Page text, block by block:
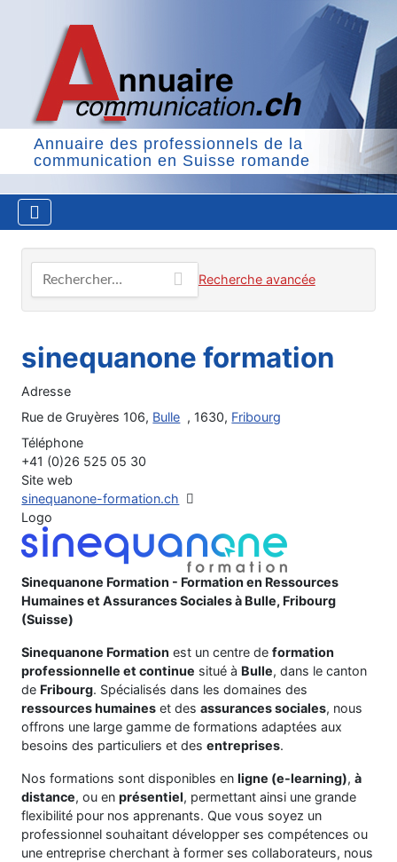
Annuaire des professionnels de la
communication en Suisse romande
Recherche avancée
sinequanone formation
Adresse
Rue de Gruyères 106, Bulle , 1630, Fribourg
Téléphone
+41 (0)26 525 05 30
Site web
sinequanone-formation.ch
Logo
Sinequanone Formation - Formation en Ressources
Humaines et Assurances Sociales à Bulle, Fribourg
(Suisse)
Sinequanone Formation est un centre deformation
professionnelle et continue situé à Bulle, dans le canton
de Fribourg. Spécialisés dans les domaines des
ressources humaines et desassurances sociales, nous
offrons une large gamme de formations adaptées aux
besoins des particuliers et desentreprises.
Nos formations sont disponibles enligne (e-learning),à
distance, ou enprésentiel, permettant ainsi une grande
flexibilité pour nos apprenants. Que vous soyez un
professionnel souhaitant développer ses compétences ou
une entreprise cherchant à former ses collaborateurs, nous